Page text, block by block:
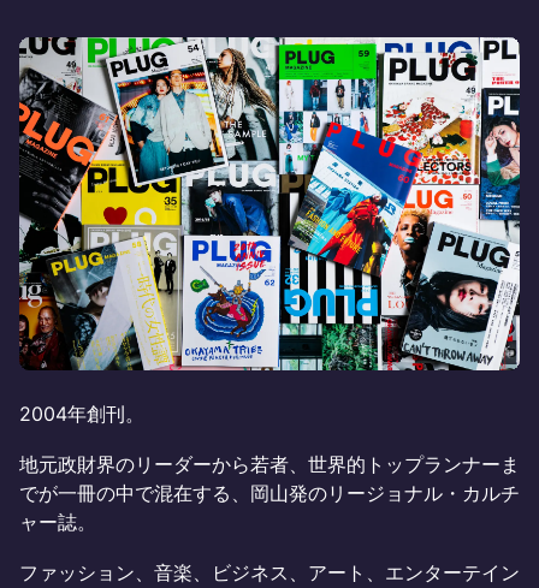
2004年創刊。
地元政財界のリーダーから若者、世界的トップランナーま
でが一冊の中で混在する、岡山発のリージョナル・カルチ
ャー誌。
ファッション、音楽、ビジネス、アート、エンターテイン